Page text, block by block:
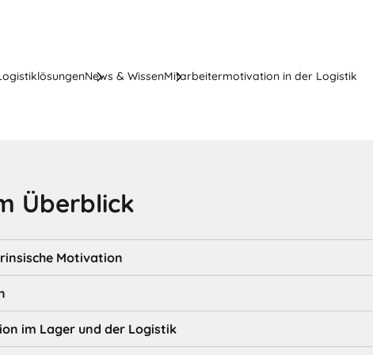
News & WissenMitarbeitermotivation in der Logistik
Überblick
Motivation
im Lager und der Logistik